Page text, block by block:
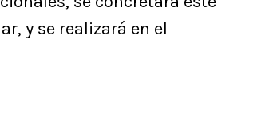
y se realizará en el